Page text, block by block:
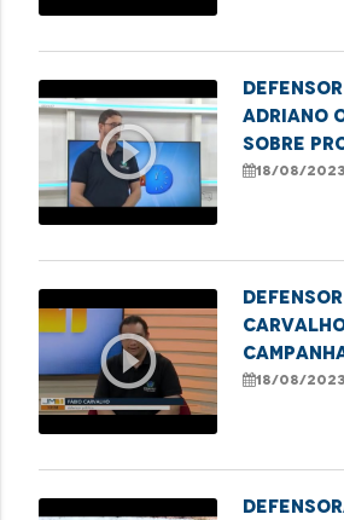
play_circle_outline
Adriano
sobre
Tem
18/08/2023
play_circle_outline 18/08/2023